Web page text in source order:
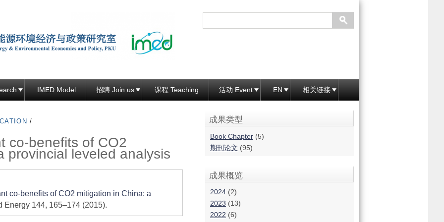
到
页
主
部
分
IMED Model 招聘 Join us 课程 Teaching 活动 Event EN 相关链接
/
co-benefits of CO2
provincial leveled analysis
co-benefits of CO2 mitigation in China: a
Energy 144, 165–174 (2015).
成果类型
Book Chapter (5)
期刊论文 (95)
成果概览
2024 (2)
2023 (13)
2022 (6)